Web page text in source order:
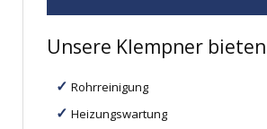
Unsere Klempner
Rohrreinigung
Heizungswartung